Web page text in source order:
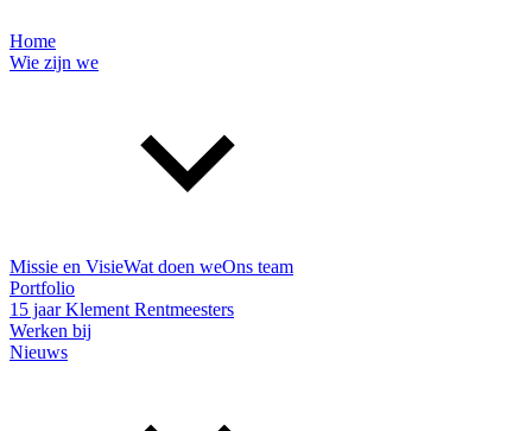
Home
Wie zijn we
Missie en VisieWat doen weOns team
Portfolio
15 jaar Klement Rentmeesters
Werken bij
Nieuws